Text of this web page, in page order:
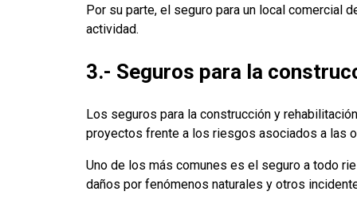
Por su parte, el seguro para un local comercial
actividad.
3.- Seguros para la
Los seguros para la construcción y
proyectos frente a los riesgos asociados a las
Uno de los más comunes es el seguro a todo
daños por fenómenos naturales y otros